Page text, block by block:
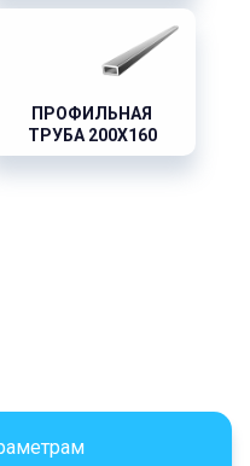
ПРОФИЛЬНАЯ
ТРУБА 200X160